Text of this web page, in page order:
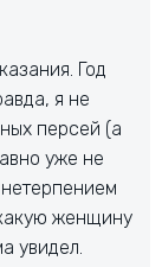
Год
я не
персей (а
уже не
женщину
увидел.